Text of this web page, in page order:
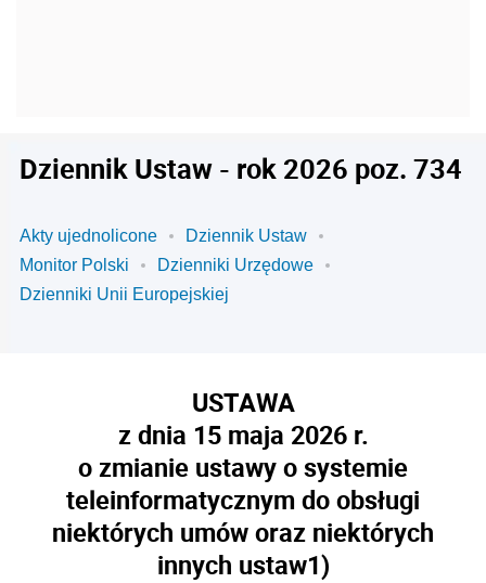
Dziennik Ustaw - rok 2026 poz. 734
Akty ujednolicone
Dziennik Ustaw
Monitor Polski
Dzienniki Urzędowe
Dzienniki Unii Europejskiej
USTAWA
z dnia 15 maja 2026 r.
o zmianie ustawy o systemie
teleinformatycznym do obsługi
niektórych umów oraz niektórych
innych ustaw1)